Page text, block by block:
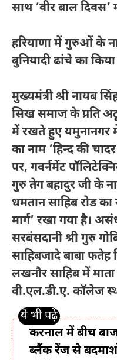
साथ ‘वीर बाल दिवस’
हरियाणा में गुरुओं के
बुनियादी ढांचे का
मुख्यमंत्री श्री नायब
सिख समाज के प्रति
में रखते हुए
का नाम ‘हिन्द की
पर, गवर्नमेंट
गुरु तेग बहादुर जी के
धमतान साहिब रोड का
मार्ग’ रखा गया है।
सरबंसदानी श्री गुरु
साहिबजादे बाबा
लखनौर साहिब में
वी.एल.डी.ए. कॉलेज
करनाल में बीच
ब्लैंक रेंज से